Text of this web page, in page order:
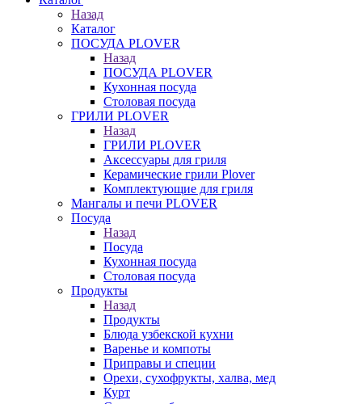
Назад
Каталог
ПОСУДА PLOVER
Назад
ПОСУДА PLOVER
Кухонная посуда
Столовая посуда
ГРИЛИ PLOVER
Назад
ГРИЛИ PLOVER
Аксессуары для гриля
Керамические грили Plover
Комплектующие для гриля
Мангалы и печи PLOVER
Посуда
Назад
Посуда
Кухонная посуда
Столовая посуда
Продукты
Назад
Продукты
Блюда узбекской кухни
Варенье и компоты
Приправы и специи
Орехи, сухофрукты, халва, мед
Курт